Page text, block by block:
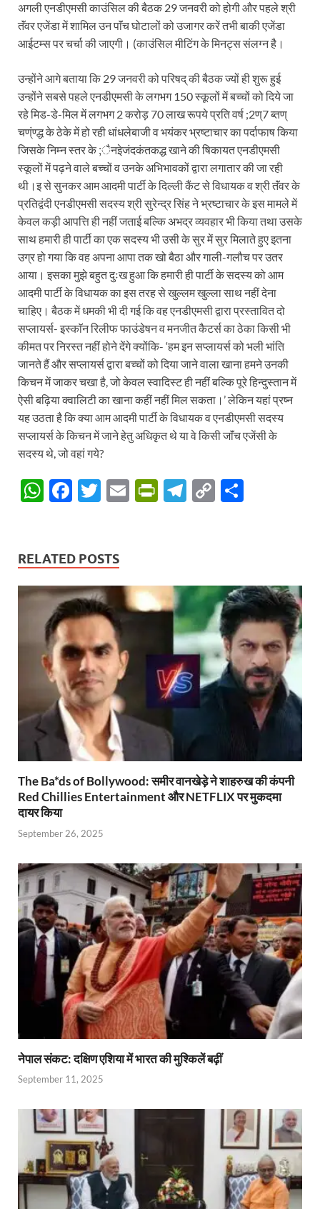
अगली एनडीएमसी काउंसिल की बैठक 29 जनवरी को होगी और पहले श्री
तॅंवर एजेंडा में शामिल उन पाॅंच घोटालों को उजागर करें तभी बाकी एजेंडा
आईटम्स पर चर्चा की जाएगी। (काउंसिल मीटिंग के मिनट्स संलग्न है।
उन्होंने आगे बताया कि 29 जनवरी को परिषद् की बैठक ज्यों ही शुरू हुई
उन्होंने सबसे पहले एनडीएमसी के लगभग 150 स्कूलों में बच्चों को दिये जा
रहे मिड-डे-मिल में लगभग 2 करोड़ 70 लाख रूपये प्रति वर्ष ;2ण्7 ब्तण्
चण्ंण्द्ध के ठेके में हो रही धांधलेबाजी व भयंकर भ्रष्टाचार का पर्दाफाष किया
जिसके निम्न स्तर के ;ैनइेजंदकंतकद्ध खाने की षिकायत एनडीएमसी
स्कूलों में पढ़ने वाले बच्चों व उनके अभिभावकों द्वारा लगातार की जा रही
थी।इ से सुनकर आम आदमी पार्टी के दिल्ली कैंट से विधायक व श्री तॅंवर के
प्रतिद्वंदी एनडीएमसी सदस्य श्री सुरेन्द्र सिंह ने भ्रष्टाचार के इस मामले में
केवल कड़ी आपत्ति ही नहीं जताई बल्कि अभद्र व्यवहार भी किया तथा उसके
साथ हमारी ही पार्टी का एक सदस्य भी उसी के सुर में सुर मिलाते हुए इतना
उग्र हो गया कि वह अपना आपा तक खो बैठा और गाली-गलौच पर उतर
आया। इसका मुझे बहुत दुःख हुआ कि हमारी ही पार्टी के सदस्य को आम
आदमी पार्टी के विधायक का इस तरह से खुल्लम खुल्ला साथ नहीं देना
चाहिए। बैठक में धमकी भी दी गई कि वह एनडीएमसी द्वारा प्रस्तावित दो
सप्लायर्स- इस्काॅन रिलीफ फाउंडेषन व मनजीत कैटर्स का ठेका किसी भी
कीमत पर निरस्त नहीं होने देंगे क्योंकि- ‘हम इन सप्लायर्स को भली भांति
जानते हैं और सप्लायर्स द्वारा बच्चों को दिया जाने वाला खाना हमने उनकी
किचन में जाकर चखा है, जो केवल स्वादिस्ट ही नहीं बल्कि पूरे हिन्दुस्तान में
ऐसी बढ़िया क्वालिटी का खाना कहीं नहीं मिल सकता।’ लेकिन यहां प्रष्न
यह उठता है कि क्या आम आदमी पार्टी के विधायक व एनडीएमसी सदस्य
सप्लायर्स के किचन में जाने हेतु अधिकृत थे या वे किसी जाॅंच एजेंसी के
सदस्य थे, जो वहां गये?
W
s
A
p
p
F
b
o
o
k
T
er
E
P
ie
n
dl
y
T
a
m
C
Li
n
k
RELATED POSTS
The Ba*ds of Bollywood: समीर वानखेड़े ने शाहरुख की कंपनी
Red Chillies Entertainment और NETFLIX पर मुकदमा
दायर किया
September 26, 2025
नेपाल संकट: दक्षिण एशिया में भारत की मुश्किलें बढ़ीं
September 11, 2025